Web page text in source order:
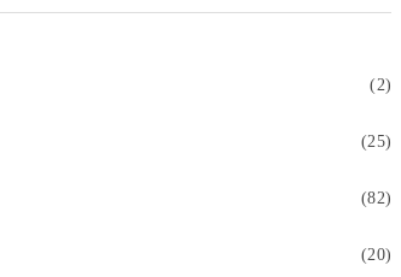
(2)
(25)
(82)
(20)